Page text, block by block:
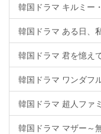
韓国ドラマ キルミー
韓国ドラマ ある日、
韓国ドラマ 君を憶え
韓国ドラマ ワンダフ
韓国ドラマ 超人ファ
韓国ドラマ マザー～